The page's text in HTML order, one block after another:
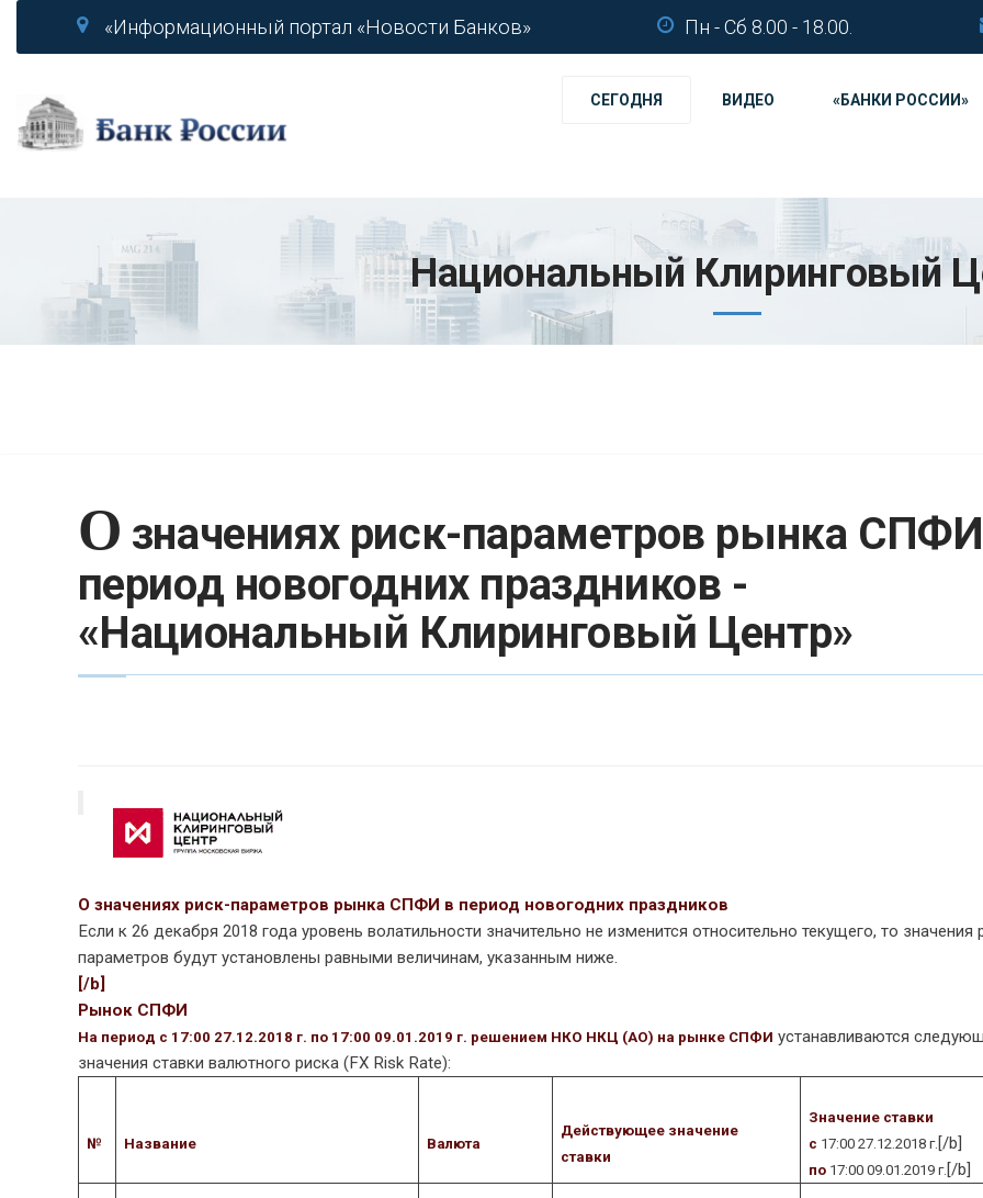
«Информационный портал «Новости Банков» Пн - Сб 8.00 - 18.00.
СЕГОДНЯ ВИДЕО «БАНКИ РОССИИ»
Национальный Клиринговый
О значениях риск-параметров рынка
период новогодних праздников -
«Национальный Клиринговый Центр»
О значениях риск-параметров рынка СПФИ в период новогодних праздников
Если к 26 декабря 2018 года уровень волатильности значительно не изменится относительно текущего, то значения
параметров будут установлены равными величинам, указанным ниже.
[/b]
Рынок СПФИ
На период с 17:00 27.12.2018 г. по 17:00 09.01.2019 г. решением НКО НКЦ (АО) на рынке СПФИ устанавливаются
значения ставки валютного риска (FX Risk Rate):
№ Название Валюта
Действующее значение
ставки
Значение ставки
с 17:00 27.12.2018 г. [/b]
по 17:00 09.01.2019 г. [/b]